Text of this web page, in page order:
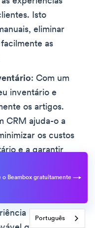
Isto
eliminar
as
: Com um
inventário e
os artigos.
CRM ajuda-o a
os custos
e a garantir
sempre os
stock.
o Beambox gratuitamente
Português